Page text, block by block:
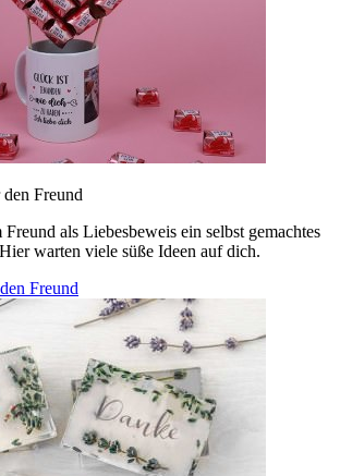
Freund
als Liebesbeweis ein selbst gemachtes
warten viele süße Ideen auf dich.
Freund